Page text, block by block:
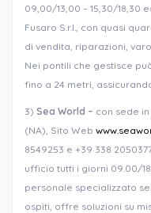
09,00/13,00 – 15,30/18,30
Fusaro S.r.l., con quasi
di vendita, riparazioni,
Nei pontili che gestisce
fino a 24 metri,
3) Sea World – con sede
(NA), Sito Web
8549253 e +39 338
ufficio tutti i giorni 09.00/
personale specializzato
ospiti, offre soluzioni su